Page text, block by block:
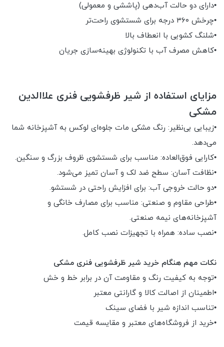
•دارای دو حالت آب‌دهی (پاششی و معمولی)
•چرخش ۳۶۰ درجه برای شستشوی راحت‌تر
•شلنگ کشویی با انعطاف بالا
•کاهش مصرف آب با تکنولوژی بهینه‌سازی جریان
مزایای استفاده از شیر ظرفشویی فنری علاالدین
مشکی
•زیبایی بی‌نظیر: رنگ مشکی مات جلوه‌ای لوکس به آشپزخانه شما
می‌دهد.
•کارایی فوق‌العاده: مناسب برای شستشوی ظروف بزرگ و سنگین.
•نظافت آسان: سطح ضد لک و آسان تمیز می‌شود.
•دو حالت خروجی آب: برای افزایش راحتی در شستشو.
•طراحی مقاوم و صنعتی: مناسب برای مصارف خانگی و
آشپزخانه‌های نیمه صنعتی.
•نصب ساده: همراه با تجهیزات نصب کامل.
نکات مهم هنگام خرید شیر ظرفشویی فنری مشکی
•توجه به کیفیت رنگ و مقاومت آن در برابر خط و خش
•اطمینان از اصالت کالا و گارانتی معتبر
•تناسب اندازه شیر با فضای سینک
•خرید از فروشگاه‌های معتبر و مقایسه قیمت